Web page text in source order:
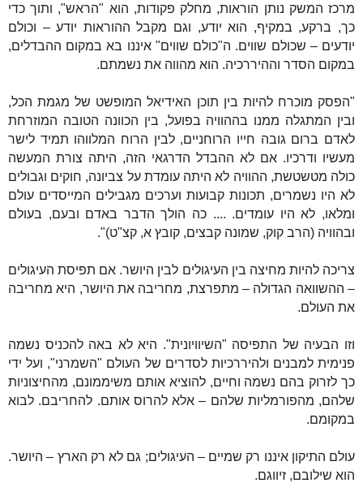
מרכז המשק נותן הוראות, מחלק פקודות, הוא "הראש", ותוך כדי
כך, ברקע, במקיף, הוא יודע, וגם מקבל ההוראות יודע – וכולם
יודעים – שכולם שווים. ה"כולם שווים" איננו בא במקום ההבדלים,
במקום הסדר וההיררכיה. הוא מהווה את נשמתם.
"הפסק מוכרח להיות בין תוכן האידיאל המופשט של מגמת הכל,
ובין המתגלה ממנו בההוויה בפועל, בין הכוונה הטובה המוזרחת
לאדם ברום גובה חייו הרוחניים, לבין הרוח המלווהו תמיד לישר
מעשיו ודרכיו. אם לא ההבדל הדרגאי הזה, היתה צורת המעשה
כולה מטשטשת, ההוויה לא היתה עומדת על צביונה, חוקים וגבולים
לא היו נשמרים, תכונות קבועות וערכים מגבילים המייסדים עולם
ומלאו, לא היו עומדים. .... כה הולך הדבר באדם ובעם, בעולם
ובהוויה (הרב קוק, שמונה קבצים, קובץ א, קצ"ט)".
צריכה להיות מחיצה בין העיגולים לבין היושר. אם תפיסת העיגולים
– ההשוואה הגדולה – מתפרצת, מחריבה את היושר, היא מחריבה
את העולם.
וזו הבעיה של התפיסה "השיוויונית". היא לא באה להכניס נשמה
פנימית למבנים ולהיררכיות לסדרים של העולם "השמרני", ועל ידי
כך לזרוק בהם נשמה וחיים, להוציא אותם משיממונם, מהחיצוניות
שלהם, מהפורמליות שלהם – אלא להרוס אותם. להחריבם. לבוא
במקומם.
עולם התיקון איננו רק שמיים – העיגולים; גם לא רק הארץ – היושר.
הוא שילובם, זיווגם.